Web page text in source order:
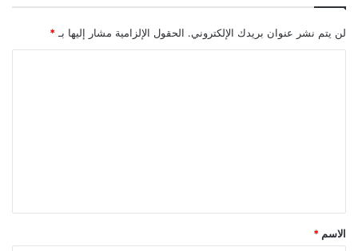
ر
ح
ا
ل
ث
لن يتم نشر عنوان بريدك الإلكتروني. الحقول الإلزامية مشار إليها بـ *
*
الاسم *